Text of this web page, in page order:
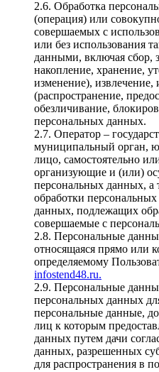
2.6. Обработка
(операция) или
совершаемых с
или без использования
данными, включая сбор,
накопление, хранение,
изменение), извлечение,
(распространение,
обезличивание,
персональных данных.
2.7. Оператор –
муниципальный орган,
лицо, самостоятельно
организующие и (или)
персональных данных, а
обработки
данных, подлежащих
совершаемые с
2.8. Персональные
относящаяся прямо или
определяемому
infostend48.ru.
2.9. Персональные
персональных данных
персональные данные,
лиц к которым
данных путем дачи
данных, разрешенных
для распространения в